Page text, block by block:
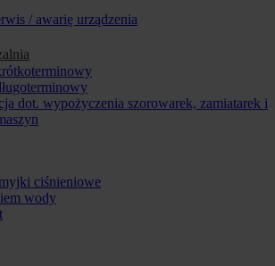
/ awarię urządzenia
dot. wypożyczenia szorowarek, zamiatarek i
ciśnieniowe
wody